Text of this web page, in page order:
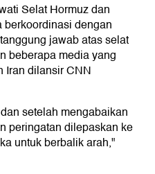
Selat Hormuz dan
berkoordinasi dengan
jawab atas selat
beberapa media yang
Iran dilansir CNN
setelah mengabaikan
peringatan dilepaskan ke
untuk berbalik arah,"